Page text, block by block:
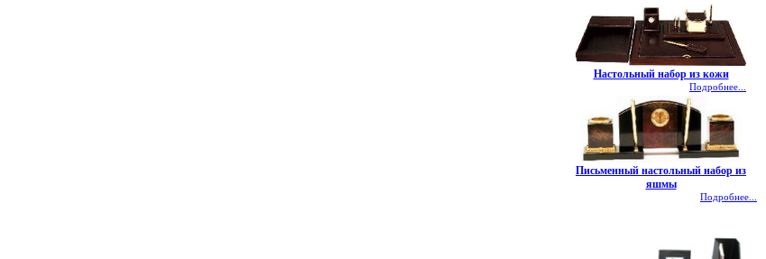
Настольный набор из кожи
Подробнее...
Письменный настольный набор из
яшмы
Подробнее...